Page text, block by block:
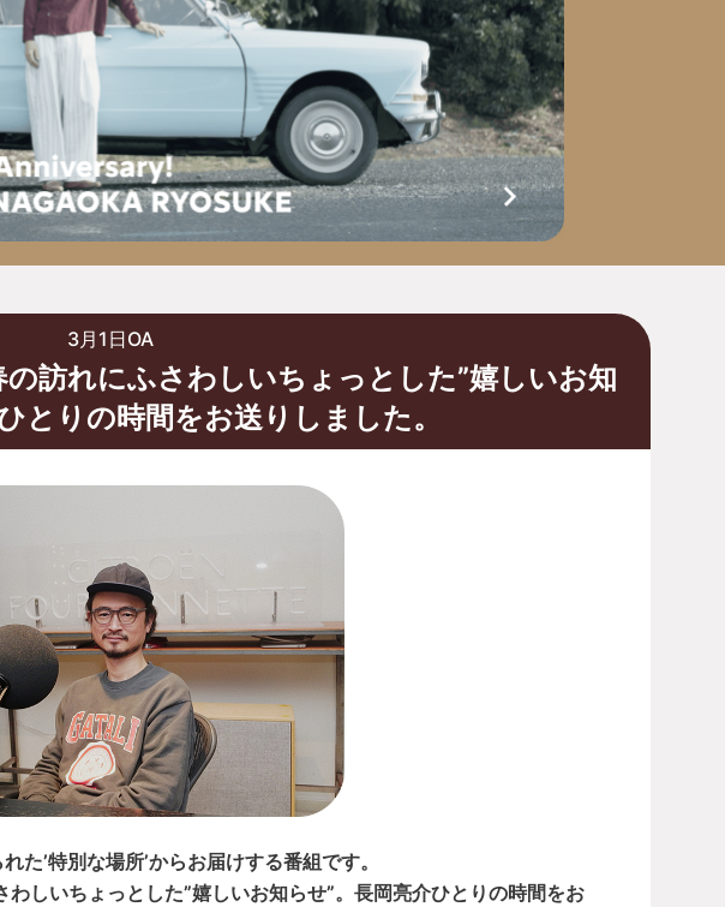
3月1日OA
訪れにふさわしいちょっとした”嬉しいお知
とりの時間をお送りしました。
’特別な場所’からお届けする番組です。
しいちょっとした”嬉しいお知らせ”。長岡亮介ひとりの時間をお